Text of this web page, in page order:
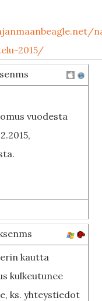
2015/
vuodesta
kautta
kulkeutunee
ks. yhteystiedot